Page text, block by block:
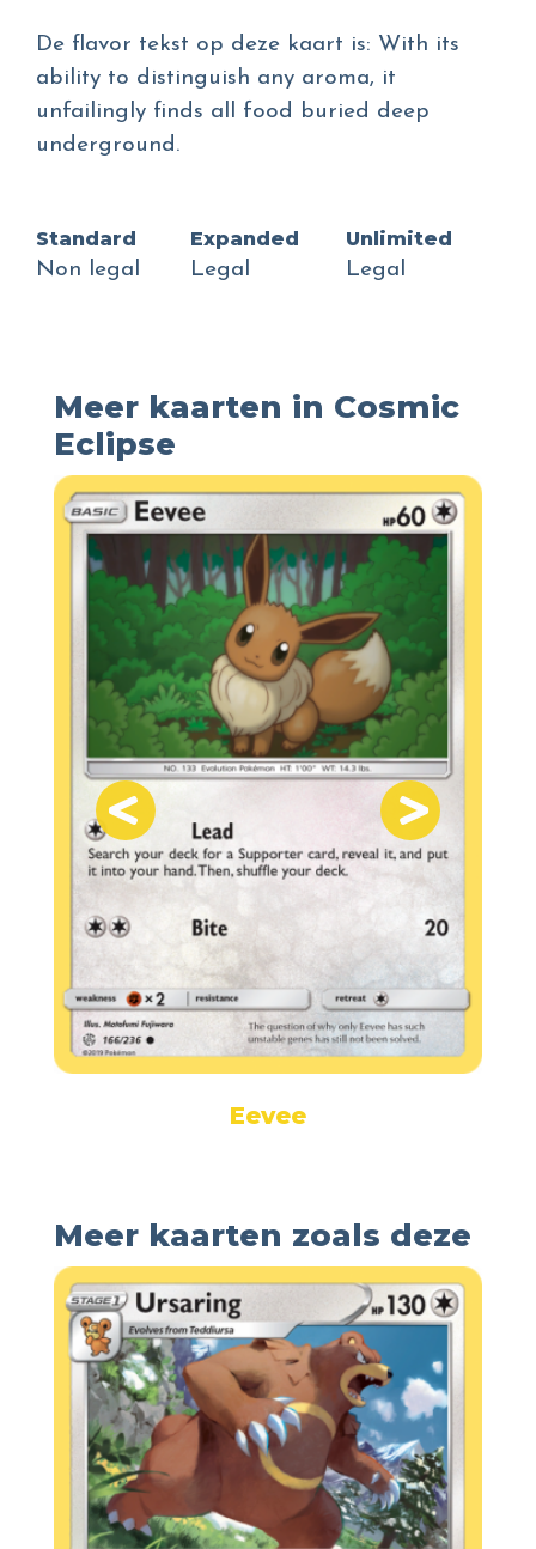
De flavor tekst op deze kaart is: With its
ability to distinguish any aroma, it
unfailingly finds all food buried deep
underground.
Standard
Non legal
Expanded
Legal
Unlimited
Legal
Meer kaarten in Cosmic
Eclipse
Eevee
Meer kaarten zoals deze